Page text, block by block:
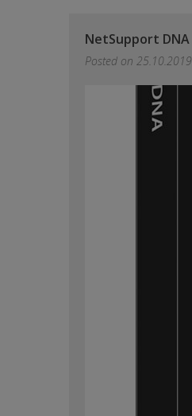
NetSupport DNA
Posted on 25.10.2019